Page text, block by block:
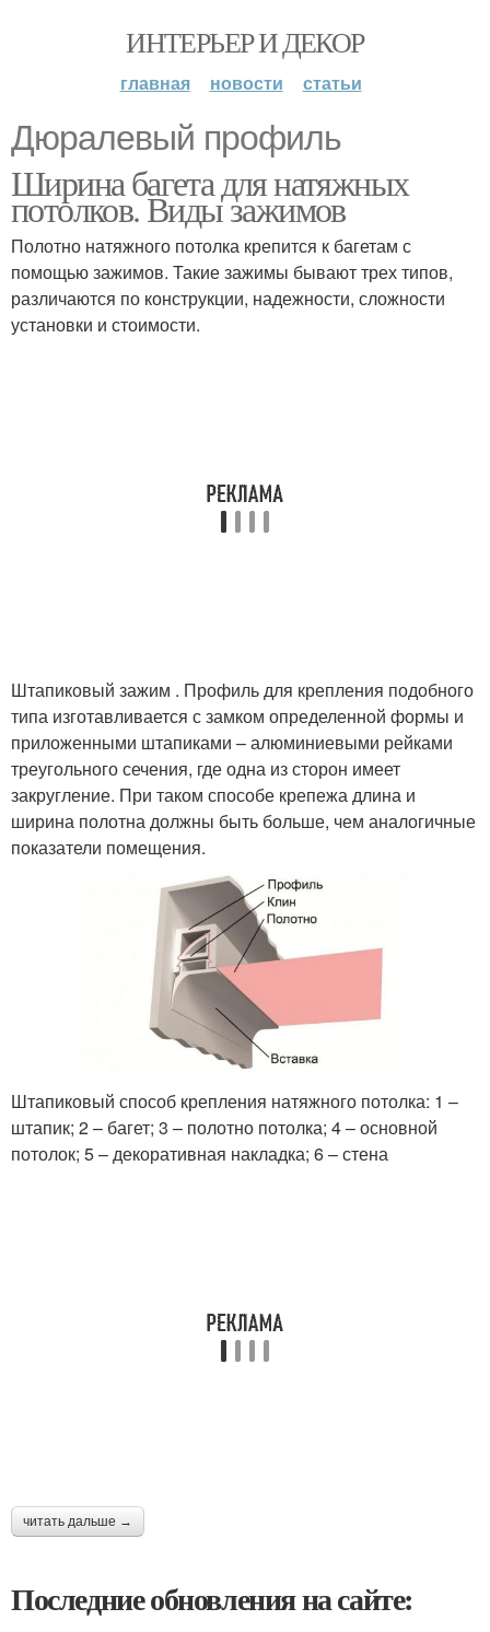
ИНТЕРЬЕР И ДЕКОР
главная новости статьи
Дюралевый профиль
Ширина багета для натяжных
потолков. Виды зажимов
Полотно натяжного потолка крепится к багетам с
помощью зажимов. Такие зажимы бывают трех типов,
различаются по конструкции, надежности, сложности
установки и стоимости.
Штапиковый зажим . Профиль для крепления подобного
типа изготавливается с замком определенной формы и
приложенными штапиками – алюминиевыми рейками
треугольного сечения, где одна из сторон имеет
закругление. При таком способе крепежа длина и
ширина полотна должны быть больше, чем аналогичные
показатели помещения.
Штапиковый способ крепления натяжного потолка: 1 –
штапик; 2 – багет; 3 – полотно потолка; 4 – основной
потолок; 5 – декоративная накладка; 6 – стена
читать дальше →
Последние обновления на сайте: